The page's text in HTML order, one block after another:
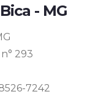
- MG
293
7242